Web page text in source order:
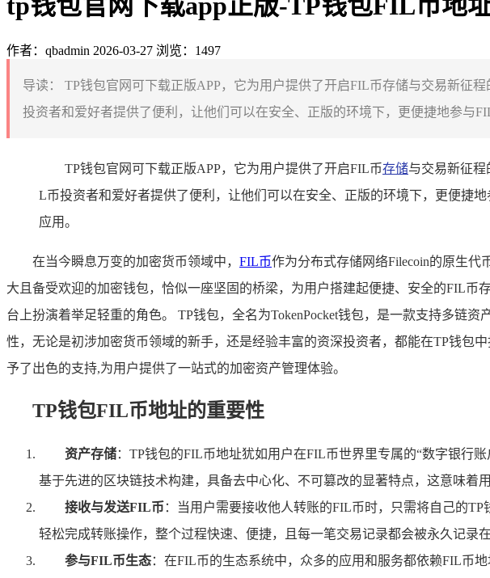
tp钱包官网下载app正版-TP钱包FIL币地
作者：qbadmin 2026-03-27 浏览：1497
导读：
TP钱包官网可下载正版APP，它为用户提供了开启FIL币存储与交易新征
投资者和爱好者提供了便利，让他们可以在安全、正版的环境下，更便捷地参与
TP钱包官网可下载正版APP，它为用户提供了开启FIL币存储与交易新征
L币投资者和爱好者提供了便利，让他们可以在安全、正版的环境下，更便捷
应用。
在当今瞬息万变的加密货币领域中， FIL币作为分布式存储网络Filecoin的原生
大且备受欢迎的加密钱包，恰似一座坚固的桥梁，为用户搭建起便捷、安全的FIL
台上扮演着举足轻重的角色。 TP钱包，全名为TokenPocket钱包，是一款支持多链
性，无论是初涉加密货币领域的新手，还是经验丰富的资深投资者，都能在TP钱包
予了出色的支持,为用户提供了一站式的加密资产管理体验。
TP钱包FIL币地址的重要性
资产存储：TP钱包的FIL币地址犹如用户在FIL币世界里专属的“数字银行
基于先进的区块链技术构建，具备去中心化、不可篡改的显著特点，这意味着
接收与发送FIL币 ：当用户需要接收他人转账的FIL币时，只需将自己的
轻松完成转账操作，整个过程快速、便捷，且每一笔交易记录都会被永久记录
参与FIL币生态：在FIL币的生态系统中，众多的应用和服务都依赖FIL币